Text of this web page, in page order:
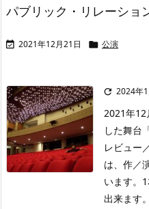
パブリック・リレーショ
 2021年12月21日  公演
 2024年
2021年12
した舞台
レビュー
は、作／
います。
出来ます